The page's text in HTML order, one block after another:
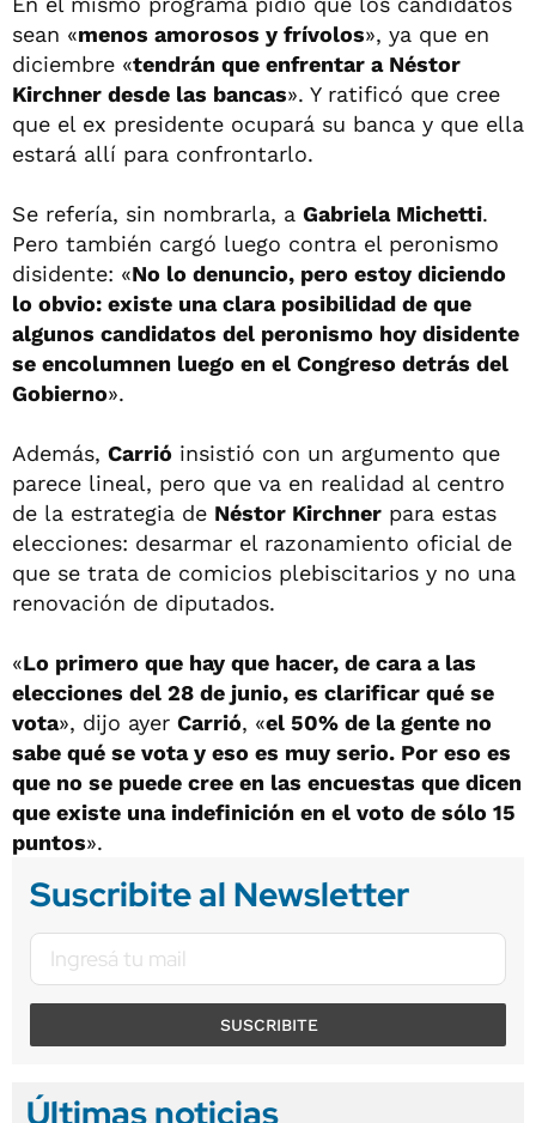
sean «menos amorosos y frívolos», ya que en
diciembre «tendrán que enfrentar a Néstor
Kirchner desde las bancas». Y ratificó que cree
que el ex presidente ocupará su banca y que ella
estará allí para confrontarlo.
Se refería, sin nombrarla, a Gabriela Michetti.
Pero también cargó luego contra el peronismo
disidente: «No lo denuncio, pero estoy diciendo
lo obvio: existe una clara posibilidad de que
algunos candidatos del peronismo hoy disidente
se encolumnen luego en el Congreso detrás del
Gobierno».
Además, Carrió insistió con un argumento que
parece lineal, pero que va en realidad al centro
de la estrategia de Néstor Kirchner para estas
elecciones: desarmar el razonamiento oficial de
que se trata de comicios plebiscitarios y no una
renovación de diputados.
«Lo primero que hay que hacer, de cara a las
elecciones del 28 de junio, es clarificar qué se
vota», dijo ayer Carrió, «el 50% de la gente no
sabe qué se vota y eso es muy serio. Por eso es
que no se puede cree en las encuestas que dicen
que existe una indefinición en el voto de sólo 15
puntos».
Suscribite al Newsletter
SUSCRIBITE
Últimas noticias